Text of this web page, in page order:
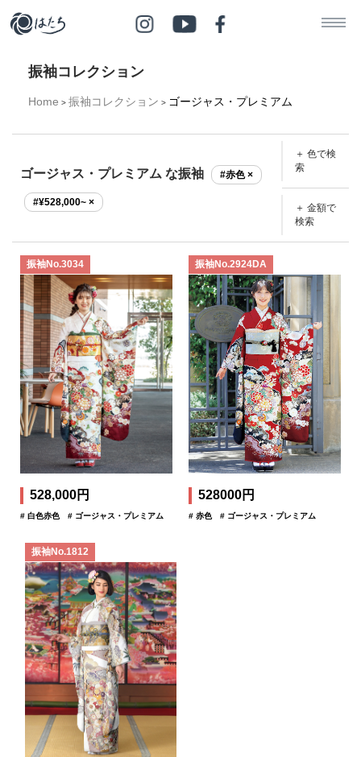
振袖コレクション
Home > 振袖コレクション > ゴージャス・プレミアム
ゴージャス・プレミアム な振袖 #赤色 ×
#¥528,000~ ×
＋ 色で検
索
＋ 金額で
検索
振袖No.3034
528,000円
# 白色赤色 # ゴージャス・プレミアム
振袖No.2924DA
528000円
# 赤色 # ゴージャス・プレミアム
振袖No.1812